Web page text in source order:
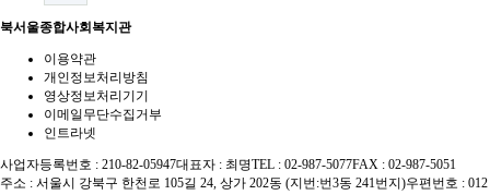
북서울종합사회복지관
이용약관
개인정보처리방침
영상정보처리기기
이메일무단수집거부
인트라넷
사업자등록번호 : 210-82-05947대표자 : 최명TEL : 02-987-5077FAX : 02-987-5051
주소 : 서울시 강북구 한천로 105길 24, 상가 202동 (지번:번3동 241번지)우편번호 : 012